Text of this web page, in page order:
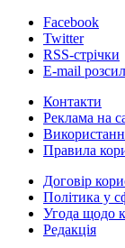
Facebook
Twitter
RSS-стрічки
E-mail
Контакти
Реклама на
Правила
Договір
Політика у
Угода щодо
Редакція